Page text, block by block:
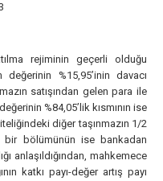
rejiminin geçerli olduğu
%15,95’inin davacı
satışından gelen para ile
%84,05’lik kısmının ise
diğer taşınmazın 1/2
bir bölümünün ise bankadan
anlaşıldığından, mahkemece
katkı payı-değer artış payı